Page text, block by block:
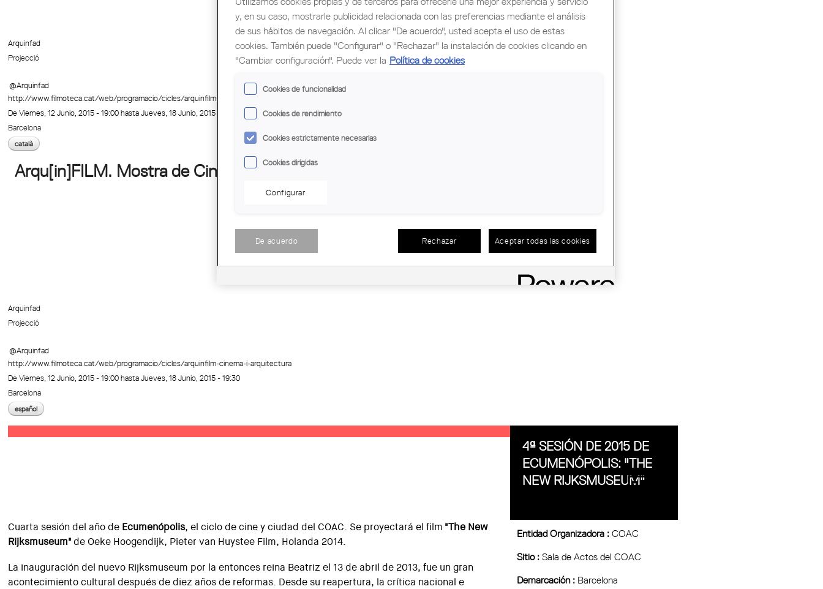
Arquinfad
Projecció
@Arquinfad
http://www.filmoteca.cat/web/programacio/cicles/arquinfilm-cinema-i-arquitectura
DeViernes, 12 Junio, 2015 - 19:00hastaJueves, 18 Junio, 2015 - 19:30
Barcelona
català
Arqu[in]FILM. Mostra de Cinema d'Arquitectura
Arquinfad
Projecció
@Arquinfad
http://www.filmoteca.cat/web/programacio/cicles/arquinfilm-cinema-i-arquitectura
DeViernes, 12 Junio, 2015 - 19:00hastaJueves, 18 Junio, 2015 - 19:30
Barcelona
español
4ª SESIÓN DE 2015 DE
ECUMENÓPOLIS: "THE
NEW RIJKSMUSEUM"
Entidad Organizadora :COAC
Sitio :Sala de Actos del COAC
Demarcación : Barcelona
Cuarta sesión del año de Ecumenópolis, el ciclo de cine y ciudad del COAC. Se proyectará el film "The New
Rijksmuseum"de Oeke Hoogendijk, Pieter van Huystee Film, Holanda 2014.
La inauguración del nuevo Rijksmuseum por la entonces reina Beatriz el 13 de abril de 2013, fue un gran
acontecimiento cultural después de diez años de reformas. Desde su reapertura, la crítica nacional e
y, en su caso, mostrarle publicidad relacionada con las preferencias mediante el análisis
de sus hábitos de navegación. Al clicar "De acuerdo", usted acepta el uso de estas
cookies. También puede "Configurar" o "Rechazar" la instalación de cookies clicando en
"Cambiar configuración". Puede ver la Política de cookies
Cookies de funcionalidad
Cookies de rendimiento
Cookies estrictamente necesarias
Cookies dirigidas
Configurar
De acuerdo Rechazar Aceptar todas las cookies